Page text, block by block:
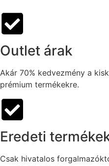
Outlet árak
Akár 70% kedvezmény a
prémium termékekre.
Eredeti
Csak hivatalos